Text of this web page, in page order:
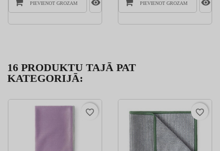
PIEVIENOT GROZAM PIEVIENOT GROZAM
16 PRODUKTU TAJĀ PAT
KATEGORIJĀ:
favorite_border favorite_border